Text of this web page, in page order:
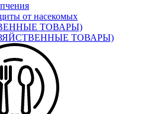
от насекомых
ТОВАРЫ)
ТОВАРЫ)